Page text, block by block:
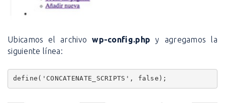
Ubicamos el archivowp-config.php y agregamos la
siguiente línea:
define('CONCATENATE_SCRIPTS', false);